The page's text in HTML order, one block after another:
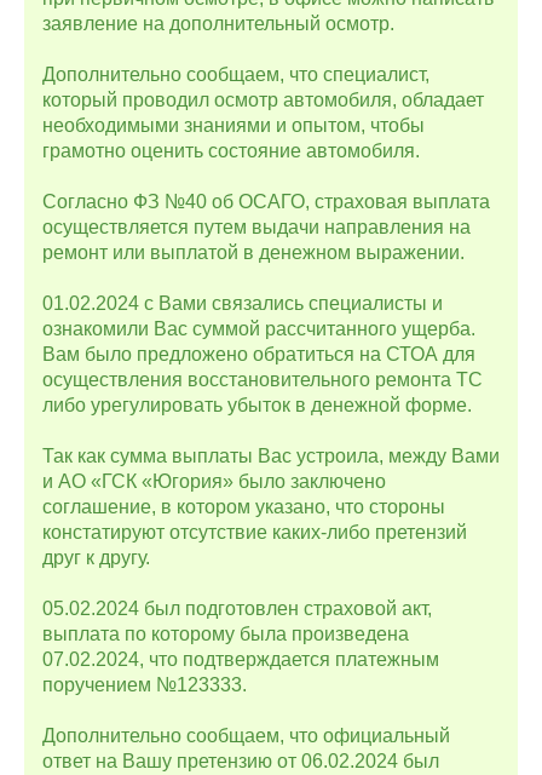
заявление на дополнительный осмотр.
Дополнительно сообщаем, что специалист,
который проводил осмотр автомобиля, обладает
необходимыми знаниями и опытом, чтобы
грамотно оценить состояние автомобиля.
Согласно ФЗ №40 об ОСАГО, страховая выплата
осуществляется путем выдачи направления на
ремонт или выплатой в денежном выражении.
01.02.2024 с Вами связались специалисты и
ознакомили Вас суммой рассчитанного ущерба.
Вам было предложено обратиться на СТОА для
осуществления восстановительного ремонта ТС
либо урегулировать убыток в денежной форме.
Так как сумма выплаты Вас устроила, между Вами
и АО «ГСК «Югория» было заключено
соглашение, в котором указано, что стороны
констатируют отсутствие каких-либо претензий
друг к другу.
05.02.2024 был подготовлен страховой акт,
выплата по которому была произведена
07.02.2024, что подтверждается платежным
поручением №123333.
Дополнительно сообщаем, что официальный
ответ на Вашу претензию от 06.02.2024 был